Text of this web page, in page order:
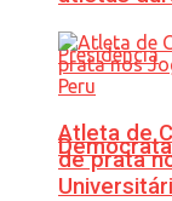
Atleta de
de prata